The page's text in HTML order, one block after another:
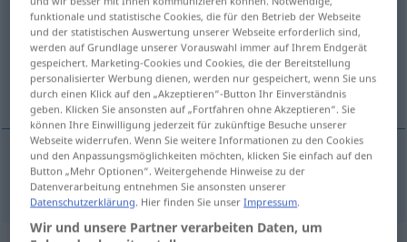
Übersicht aller Übersetzungen
(Für mehr Details die Übersetzung anklicken/antippen)
übergießen, -schütten
übergießen, -schütten overgieten
funktionale und statistische Cookies, die für den Betrieb der Webseite
und der statistischen Auswertung unserer Webseite erforderlich sind,
werden auf Grundlage unserer Vorauswahl immer auf Ihrem Endgerät
gespeichert. Marketing-Cookies und Cookies, die der Bereitstellung
personalisierter Werbung dienen, werden nur gespeichert, wenn Sie uns
durch einen Klick auf den „Akzeptieren“-Button Ihr Einverständnis
geben. Klicken Sie ansonsten auf „Fortfahren ohne Akzeptieren“. Sie
können Ihre Einwilligung jederzeit für zukünftige Besuche unserer
Webseite widerrufen. Wenn Sie weitere Informationen zu den Cookies
und den Anpassungsmöglichkeiten möchten, klicken Sie einfach auf den
Button „Mehr Optionen“. Weitergehende Hinweise zu der
Datenverarbeitung entnehmen Sie ansonsten unserer
Datenschutzerklärung. Hier finden Sie unserImpressum.
Wir und unsere Partner verarbeiten Daten, um